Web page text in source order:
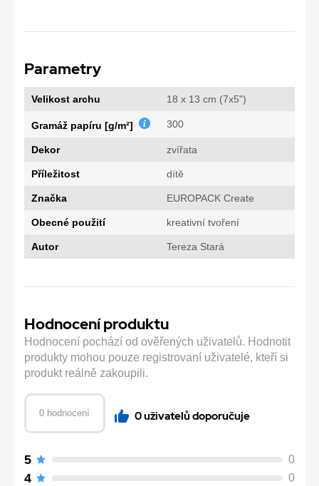
Parametry
Velikost archu 18 x 13 cm (7x5")
Gramáž papíru [g/m²] 300
Dekor zvířata
Příležitost dítě
Značka EUROPACK Create
Obecné použití kreativní tvoření
Autor Tereza Stará
Hodnocení produktu
Hodnocení pochází od ověřených uživatelů. Hodnotit
produkty mohou pouze registrovaní uživatelé, kteří si
produkt reálně zakoupili.
0 hodnocení 0 uživatelů doporučuje
5 0
4 0